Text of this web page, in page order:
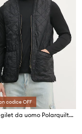
codice OFF
Barbour gilet da uomo Polarquilt Waistcoat/Zip-In Liner